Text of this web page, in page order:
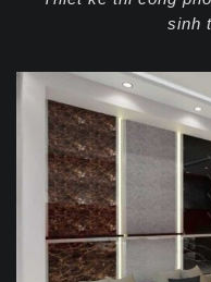
sinh